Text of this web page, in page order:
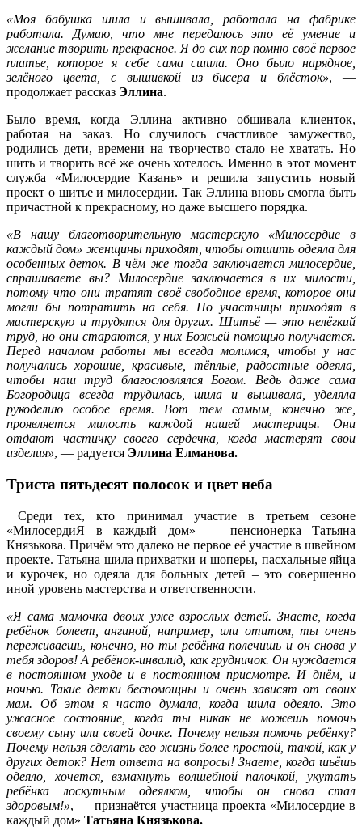
«Моя бабушка шила и вышивала, работала на фабрике
работала. Думаю, что мне передалось это её умение и
желание творить прекрасное. Я до сих пор помню своё первое
платье, которое я себе сама сшила. Оно было нарядное,
зелёного цвета, с вышивкой из бисера и блёсток», —
продолжает рассказ Эллина.
Было время, когда Эллина активно обшивала клиенток,
работая на заказ. Но случилось счастливое замужество,
родились дети, времени на творчество стало не хватать. Но
шить и творить всё же очень хотелось. Именно в этот момент
служба «Милосердие Казань» и решила запустить новый
проект о шитье и милосердии. Так Эллина вновь смогла быть
причастной к прекрасному, но даже высшего порядка.
«В нашу благотворительную мастерскую «Милосердие в
каждый дом» женщины приходят, чтобы отшить одеяла для
особенных деток. В чём же тогда заключается милосердие,
спрашиваете вы? Милосердие заключается в их милости,
потому что они тратят своё свободное время, которое они
могли бы потратить на себя. Но участницы приходят в
мастерскую и трудятся для других. Шитьё — это нелёгкий
труд, но они стараются, у них Божьей помощью получается.
Перед началом работы мы всегда молимся, чтобы у нас
получались хорошие, красивые, тёплые, радостные одеяла,
чтобы наш труд благословлялся Богом. Ведь даже сама
Богородица всегда трудилась, шила и вышивала, уделяла
рукоделию особое время. Вот тем самым, конечно же,
проявляется милость каждой нашей мастерицы. Они
отдают частичку своего сердечка, когда мастерят свои
изделия», — радуется Эллина Елманова.
Триста пятьдесят полосок и цвет неба
Среди тех, кто принимал участие в третьем сезоне
«МилосердиЯ в каждый дом» — пенсионерка Татьяна
Князькова. Причём это далеко не первое её участие в швейном
проекте. Татьяна шила прихватки и шоперы, пасхальные яйца
и курочек, но одеяла для больных детей – это совершенно
иной уровень мастерства и ответственности.
«Я сама мамочка двоих уже взрослых детей. Знаете, когда
ребёнок болеет, ангиной, например, или отитом, ты очень
переживаешь, конечно, но ты ребёнка полечишь и он снова у
тебя здоров! А ребёнок-инвалид, как грудничок. Он нуждается
в постоянном уходе и в постоянном присмотре. И днём, и
ночью. Такие детки беспомощны и очень зависят от своих
мам. Об этом я часто думала, когда шила одеяло. Это
ужасное состояние, когда ты никак не можешь помочь
своему сыну или своей дочке. Почему нельзя помочь ребёнку?
Почему нельзя сделать его жизнь более простой, такой, как у
других деток? Нет ответа на вопросы! Знаете, когда шьёшь
одеяло, хочется, взмахнуть волшебной палочкой, укутать
ребёнка лоскутным одеялком, чтобы он снова стал
здоровым!», — признаётся участница проекта «Милосердие в
каждый дом» Татьяна Князькова.